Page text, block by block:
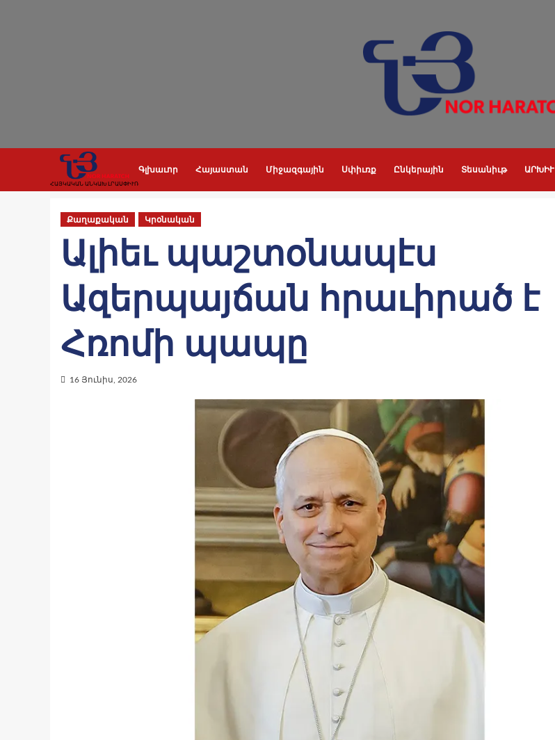
ՀԱՅԿԱԿԱՆ ԱՆԿԱԽ ԼՐԱՍՓԻՒՌ
Գլխաւոր Հայաստան Միջազգային Սփիւռք Ընկերային Տեսանիւթ ԱՐԽԻՒ
Քաղաքական Կրօնական
Ալիեւ պաշտօնապէս
Ազերպայճան հրաւիրած է
Հռոմի պապը
16 Յունիս, 2026